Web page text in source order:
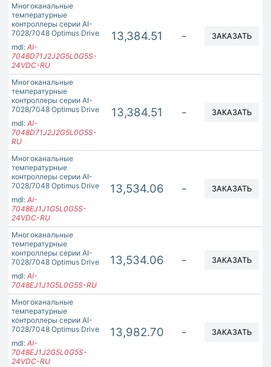
Многоканальные
температурные
контроллеры серии AI-
7028/7048 Optimus Drive
mdl: AI-
7048D71J2J2G5L0G5S-
24VDC-RU
13,384.51 - ЗАКАЗАТЬ
Многоканальные
температурные
контроллеры серии AI-
7028/7048 Optimus Drive
mdl: AI-
7048D71J2J2G5L0G5S-
RU
13,384.51 - ЗАКАЗАТЬ
Многоканальные
температурные
контроллеры серии AI-
7028/7048 Optimus Drive
mdl: AI-
7048EJ1J1G5L0G5S-
24VDC-RU
13,534.06 - ЗАКАЗАТЬ
Многоканальные
температурные
контроллеры серии AI-
7028/7048 Optimus Drive
mdl: AI-
7048EJ1J1G5L0G5S-RU
13,534.06 - ЗАКАЗАТЬ
Многоканальные
температурные
контроллеры серии AI-
7028/7048 Optimus Drive
mdl: AI-
7048EJ1J2G5L0G5S-
24VDC-RU
13,982.70 - ЗАКАЗАТЬ